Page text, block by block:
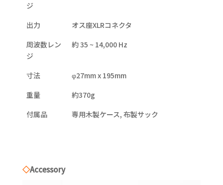
ジ
出力
オス座XLRコネクタ
周波数レン
ジ
約 35 ~ 14,000 Hz
寸法
φ27mm x 195mm
重量
約370g
付属品
専用木製ケース, 布製サック
◇Accessory